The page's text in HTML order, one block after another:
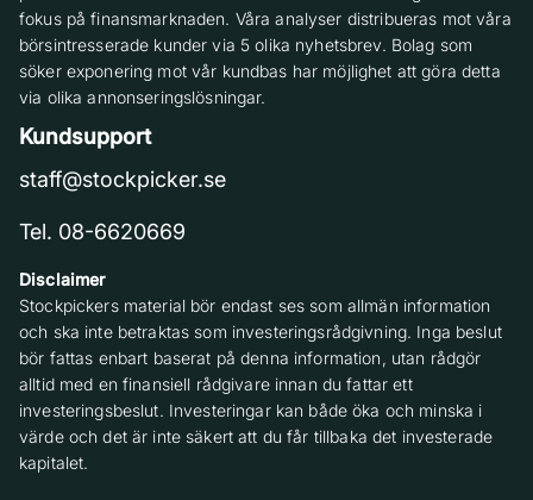
fokus på finansmarknaden. Våra analyser distribueras mot våra
börsintresserade kunder via 5 olika nyhetsbrev. Bolag som
söker exponering mot vår kundbas har möjlighet att göra detta
via olika annonseringslösningar.
Kundsupport
staff@stockpicker.se
Tel. 08-6620669
Disclaimer
Stockpickers material bör endast ses som allmän information
och ska inte betraktas som investeringsrådgivning. Inga beslut
bör fattas enbart baserat på denna information, utan rådgör
alltid med en finansiell rådgivare innan du fattar ett
investeringsbeslut. Investeringar kan både öka och minska i
värde och det är inte säkert att du får tillbaka det investerade
kapitalet.